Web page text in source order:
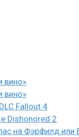
вино»
вино»
Fallout 4
Dishonored 2
на Фэрфилд или